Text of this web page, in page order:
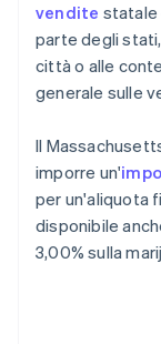
vendite statale
parte degli
città o alle
generale sulle
Il
imporre un'
per un'aliquota
disponibile
3,00% sulla